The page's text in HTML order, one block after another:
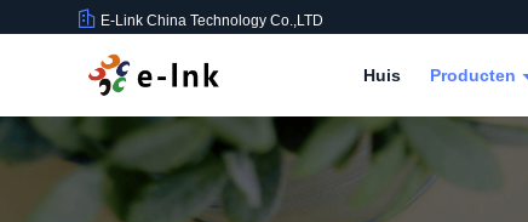
E-Link China Technology Co.,LTD
Huis Producten